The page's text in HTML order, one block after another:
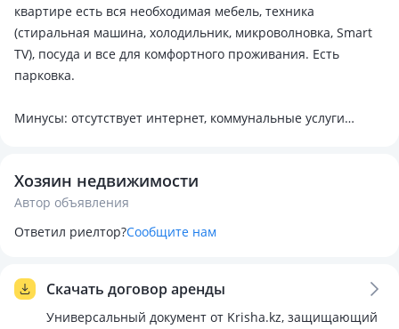
квартире есть вся необходимая мебель, техника
(стиральная машина, холодильник, микроволновка, Smart
TV), посуда и все для комфортного проживания. Есть
парковка.
Минусы: отсутствует интернет, коммунальные услуги
Предпочтительно сдача одному холостому, порядочному,
воспитанному молодому человеку. Без животных. Курение
в квартире запрещено.
Тазартылған, жақсы жағдайда 1 бөлмелі пәтер ұзақ
Хозяин недвижимости
Автор объявления
Ответил риелтор?Сообщите нам
Скачать договор аренды
Универсальный документ от Krisha.kz, защищающий